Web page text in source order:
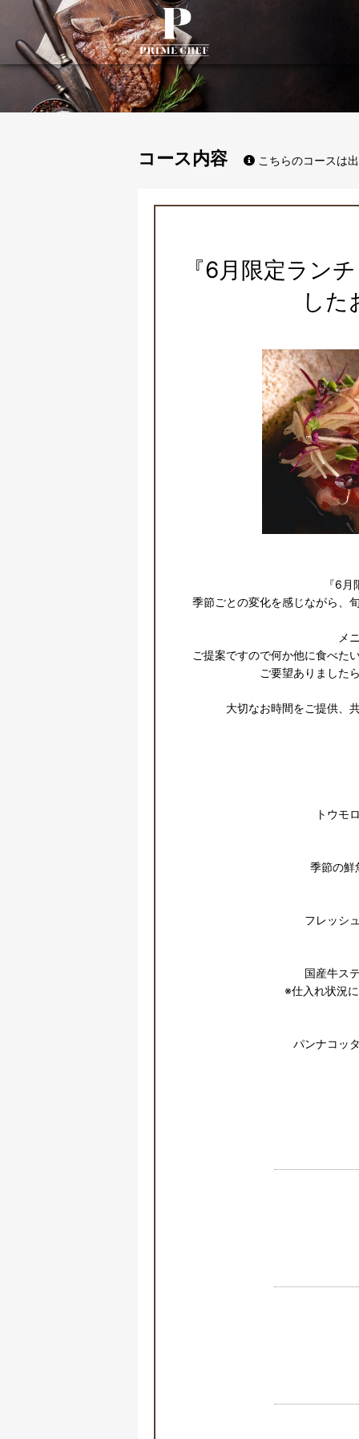
コース内容 こちらのコースは
『6月限定ラン
した
『6
季節ごとの変化を感じながら、
メ
ご提案ですので何か他に食べた
ご要望ありました
大切なお時間をご提供、
トウモ
季節の鮮
フレッシ
国産牛ス
※仕入れ状況